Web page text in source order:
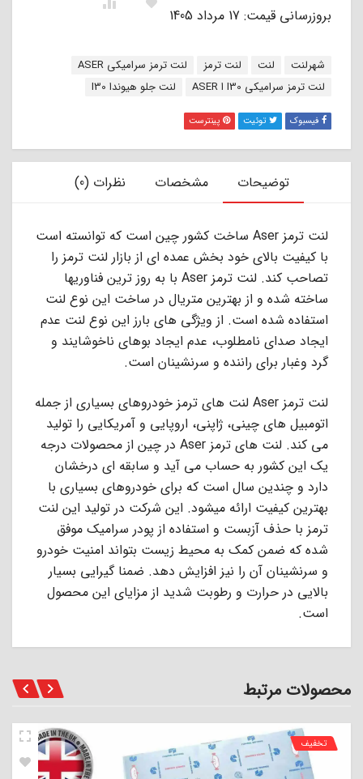
بروزرسانی قیمت: 17 مرداد 1405
برچسب:
شهرلنت لنت لنت ترمز
لنت ترمز سرامیکی ASER
لنت ترمز سرامیکی I30 ا ASER
لنت جلو هیوندا I30
فیسبوک توئیت پینترست
توضیحات مشخصات نظرات (0)
لنت ترمز Aser ساخت کشور چین است که توانسته است
با کیفیت بالای خود بخش عمده ای از بازار لنت ترمز را
تصاحب کند. لنت ترمز Aser با به روز ترین فناوریها
ساخته شده و از بهترین متریال در ساخت این نوع لنت
استفاده شده است. از ویژگی های بارز این نوع لنت عدم
ایجاد صدای نامطلوب، عدم ایجاد بوهای ناخوشایند و
گرد وغبار برای راننده و سرنشینان است.
لنت ترمز Aser لنت های ترمز خودروهای بسیاری از جمله
اتومبیل های چینی، ژاپنی، اروپایی و آمریکایی را تولید
می کند. لنت های ترمز Aser در چین از محصولات درجه
یک این کشور به حساب می آید و سابقه ای درخشان
دارد و چندین سال است که برای خودروهای بسیاری با
بهترین کیفیت ارائه میشود. این شرکت در تولید این لنت
ترمز با حذف آزبست و استفاده از پودر سرامیک موفق
شده که ضمن کمک به محیط زیست بتواند امنیت خودرو
و سرنشینان آن را نیز افزایش دهد. ضمنا گیرایی بسیار
بالایی در حرارت و رطوبت شدید از مزایای این محصول
است.
محصولات مرتبط
تخفیف